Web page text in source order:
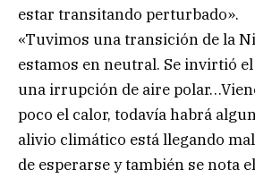
estar transitando perturbado».
«Tuvimos una transición de la
estamos en neutral. Se invirtió
una irrupción de aire
poco el calor, todavía habrá
alivio climático está llegando
de esperarse y también se nota